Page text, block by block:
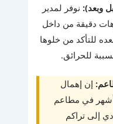
وبعد): نوفر لمدير
دقيقة من داخل
للتأكد من خلوها
للحرائق.
إن إهمال
المدخنة لفترة تتجاوز 3 أشهر في مطاعم
إلى تراكم